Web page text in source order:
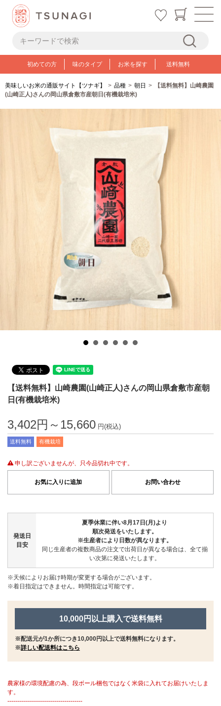
初めての方 味のタイプ お米を探す 送料無料
美味しいお米の通販サイト【ツナギ】 品種 朝日
【送料無料】山崎農園
(山崎正人)さんの岡山県倉敷市産朝日(有機栽培米)
【送料無料】山崎農園(山崎正人)さんの岡山県倉敷市産朝
日(有機栽培米)
3,402円～15,660 円(税込)
送料無料 有機栽培
申し訳ございませんが、只今品切れ中です。
お気に入りに追加 お問い合わせ
発送日
目安
夏季休業に伴い8月17日(月)より
順次発送をいたします。
※生産者により日数が異なります。
同じ生産者の複数商品の注文で出荷日が異なる場合は、全て揃
い次第に発送いたします。
※天候によりお届け時期が変更する場合がございます。
※着日指定はできません。時間指定は可能です。
10,000円以上購入で送料無料
※配送元が1か所につき10,000円以上で送料無料になります。
※詳しい配送料はこちら
農家様の環境配慮の為、段ボール梱包ではなく米袋に入れてお届けいたしま
す。
--------------------------------------